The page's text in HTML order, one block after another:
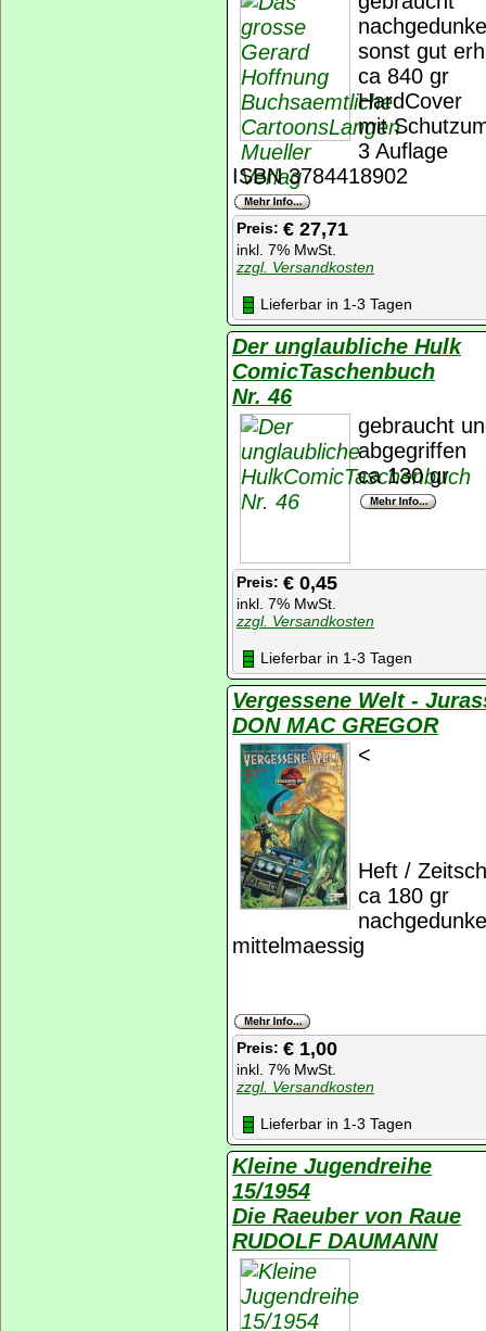
sonst gut
ca 840 gr
HardCover
mit
3 Auflage
ISBN 3784418902
Preis: € 27,71
inkl. 7% MwSt.
zzgl. Versandkosten
Lieferbar in 1-3 Tagen
Der unglaubliche Hulk
ComicTaschenbuch
Nr. 46
gebraucht
abgegriffen
ca 130 gr
Preis: € 0,45
inkl. 7% MwSt.
zzgl. Versandkosten
Lieferbar in 1-3 Tagen
Vergessene Welt -
DON MAC GREGOR
<
Heft /
ca 180 gr
mittelmaessig
Preis: € 1,00
inkl. 7% MwSt.
zzgl. Versandkosten
Lieferbar in 1-3 Tagen
Kleine Jugendreihe
15/1954
Die Raeuber von Raue
RUDOLF DAUMANN